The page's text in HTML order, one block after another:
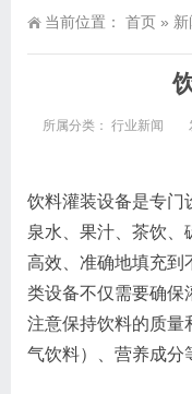
当前位置： 首页 »
所属分类： 行业新闻
饮料灌装设备是专门
泉水、果汁、茶饮、
高效、准确地填充到
类设备不仅需要确保
注意保持饮料的质量
气饮料）、营养成分